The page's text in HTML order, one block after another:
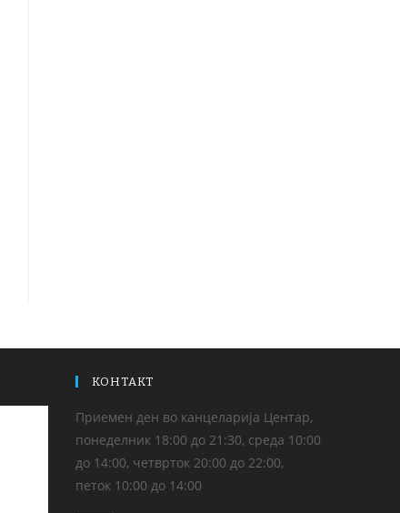
КОНТАКТ
Приемен ден во канцеларија Центар,
понеделник 18:00 до 21:30, среда 10:00
до 14:00, четврток 20:00 до 22:00,
петок 10:00 до 14:00